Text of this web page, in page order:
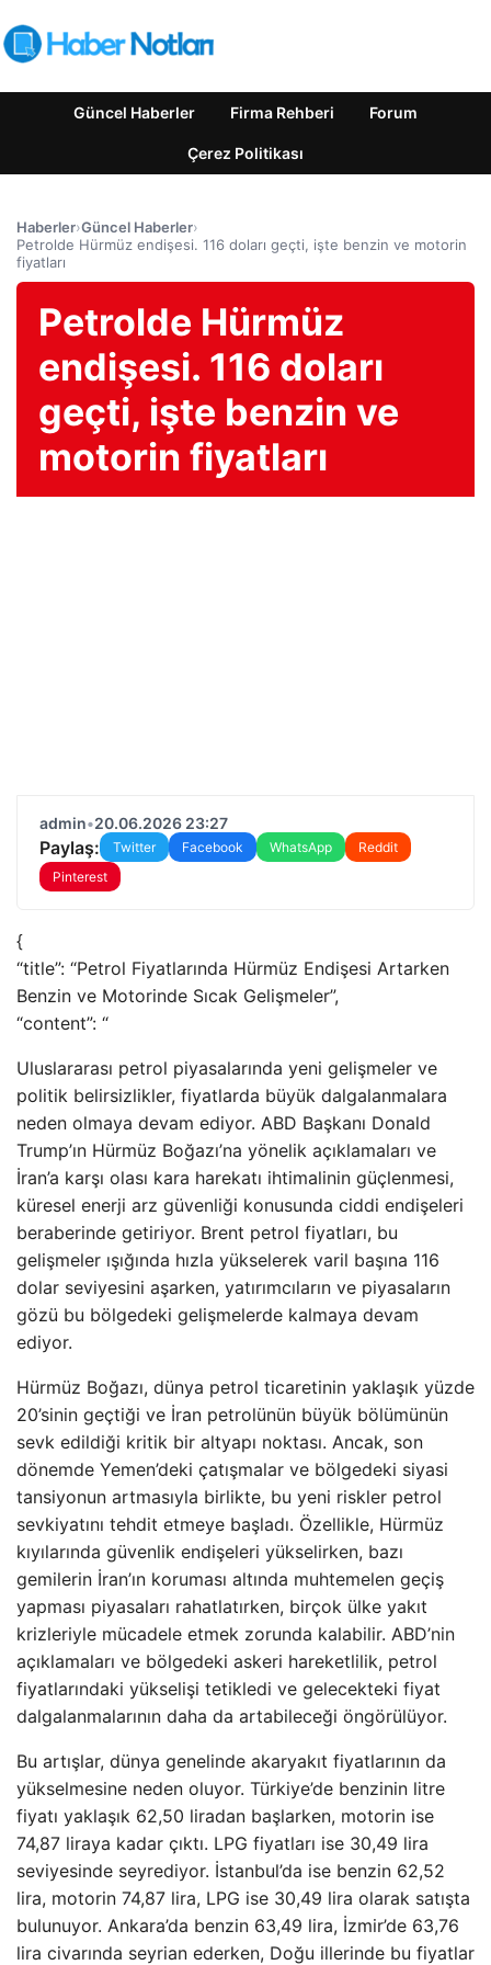
Güncel Haberler Firma Rehberi Forum
Çerez Politikası
Haberler›Güncel Haberler›
Petrolde Hürmüz endişesi. 116 doları geçti, işte benzin ve motorin
fiyatları
Petrolde Hürmüz
endişesi. 116 doları
geçti, işte benzin ve
motorin fiyatları
admin•20.06.2026 23:27
Paylaş: Twitter Facebook WhatsApp
Reddit
Pinterest
{
“title”: “Petrol Fiyatlarında Hürmüz Endişesi Artarken
Benzin ve Motorinde Sıcak Gelişmeler”,
“content”: “
Uluslararası petrol piyasalarında yeni gelişmeler ve
politik belirsizlikler, fiyatlarda büyük dalgalanmalara
neden olmaya devam ediyor. ABD Başkanı Donald
Trump’ın Hürmüz Boğazı’na yönelik açıklamaları ve
İran’a karşı olası kara harekatı ihtimalinin güçlenmesi,
küresel enerji arz güvenliği konusunda ciddi endişeleri
beraberinde getiriyor. Brent petrol fiyatları, bu
gelişmeler ışığında hızla yükselerek varil başına 116
dolar seviyesini aşarken, yatırımcıların ve piyasaların
gözü bu bölgedeki gelişmelerde kalmaya devam
ediyor.
Hürmüz Boğazı, dünya petrol ticaretinin yaklaşık yüzde
20’sinin geçtiği ve İran petrolünün büyük bölümünün
sevk edildiği kritik bir altyapı noktası. Ancak, son
dönemde Yemen’deki çatışmalar ve bölgedeki siyasi
tansiyonun artmasıyla birlikte, bu yeni riskler petrol
sevkiyatını tehdit etmeye başladı. Özellikle, Hürmüz
kıyılarında güvenlik endişeleri yükselirken, bazı
gemilerin İran’ın koruması altında muhtemelen geçiş
yapması piyasaları rahatlatırken, birçok ülke yakıt
krizleriyle mücadele etmek zorunda kalabilir. ABD’nin
açıklamaları ve bölgedeki askeri hareketlilik, petrol
fiyatlarındaki yükselişi tetikledi ve gelecekteki fiyat
dalgalanmalarının daha da artabileceği öngörülüyor.
Bu artışlar, dünya genelinde akaryakıt fiyatlarının da
yükselmesine neden oluyor. Türkiye’de benzinin litre
fiyatı yaklaşık 62,50 liradan başlarken, motorin ise
74,87 liraya kadar çıktı. LPG fiyatları ise 30,49 lira
seviyesinde seyrediyor. İstanbul’da ise benzin 62,52
lira, motorin 74,87 lira, LPG ise 30,49 lira olarak satışta
bulunuyor. Ankara’da benzin 63,49 lira, İzmir’de 63,76
lira civarında seyrian ederken, Doğu illerinde bu fiyatlar